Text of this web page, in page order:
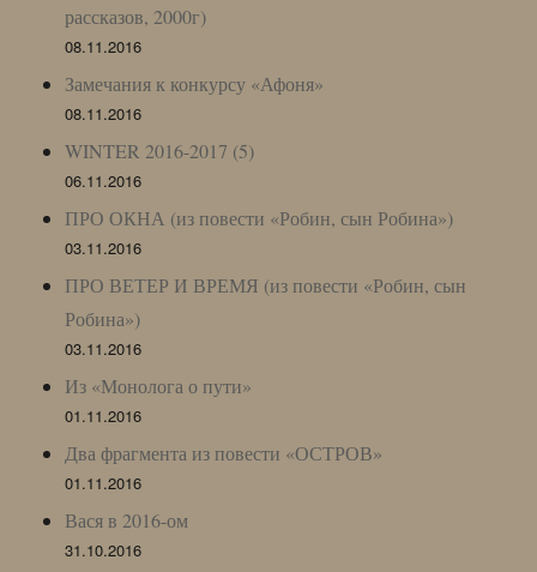
рассказов, 2000г)
08.11.2016
Замечания к конкурсу «Афоня»
08.11.2016
WINTER 2016-2017 (5)
06.11.2016
ПРО ОКНА (из повести «Робин, сын Робина»)
03.11.2016
ПРО ВЕТЕР И ВРЕМЯ (из повести «Робин, сын
Робина»)
03.11.2016
Из «Монолога о пути»
01.11.2016
Два фрагмента из повести «ОСТРОВ»
01.11.2016
Вася в 2016-ом
31.10.2016